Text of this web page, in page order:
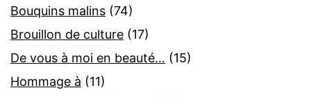
Bouquins malins (74)
Brouillon de culture (17)
De vous à moi en beauté… (15)
Hommage à (11)